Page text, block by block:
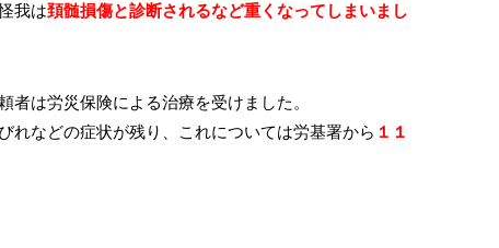
我は頚髄損傷と診断されるなど重くなってしまいまし
者は労災保険による治療を受けました。
れなどの症状が残り、これについては労基署から １１